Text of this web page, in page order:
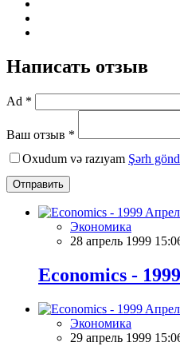
Написать отзыв
Ad *
Ваш отзыв *
Oxudum və razıyam Şərh
Отправить
Экономика
28 апрель 1999
Economics -
Экономика
29 апрель 1999